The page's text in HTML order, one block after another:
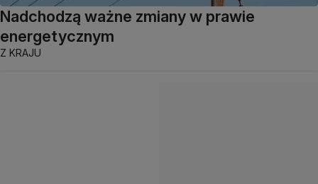
Nadchodzą ważne zmiany w prawie
energetycznym
Z KRAJU